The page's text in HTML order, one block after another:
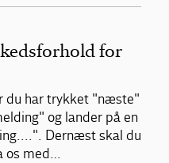
for
du har trykket "næste"
og lander på en
Dernæst skal du
os med…